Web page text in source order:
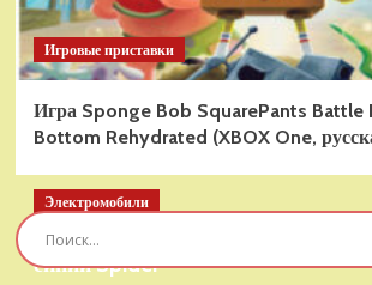
Игровые приставки
Игра Sponge Bob SquarePants Battle
Bottom Rehydrated (XBOX One,
Электромобили
Детский электромобиль
синий Spider